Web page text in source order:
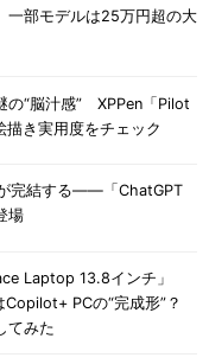
一部モデルは25万円超の大
の“脳汁感” XPPen「Pilot
き実用度をチェック
完結する――「ChatGPT
場
Laptop 13.8インチ」
Copilot+ PCの“完成形”？
てみた